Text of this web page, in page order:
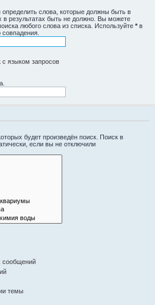
определить слова, которые должны быть в
в результатах быть не должно. Вы можете
любого слова из списка. Используйте * в
с языком запросов
будет произведён поиск. Поиск в
если вы не отключили
сообщений
темы